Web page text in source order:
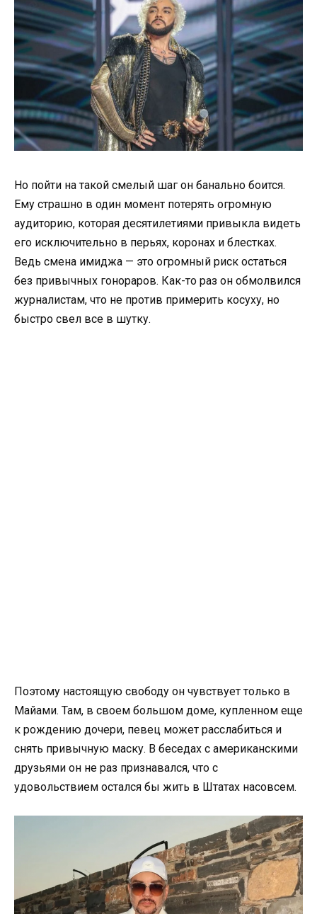
Но пойти на такой смелый шаг он банально боится.
Ему страшно в один момент потерять огромную
аудиторию, которая десятилетиями привыкла видеть
его исключительно в перьях, коронах и блестках.
Ведь смена имиджа — это огромный риск остаться
без привычных гонораров. Как-то раз он обмолвился
журналистам, что не против примерить косуху, но
быстро свел все в шутку.
Поэтому настоящую свободу он чувствует только в
Майами. Там, в своем большом доме, купленном еще
к рождению дочери, певец может расслабиться и
снять привычную маску. В беседах с американскими
друзьями он не раз признавался, что с
удовольствием остался бы жить в Штатах насовсем.